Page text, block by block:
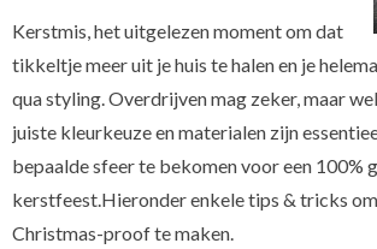
Kerstmis, het uitgelezen moment om dat
tikkeltje meer uit je huis te halen en je
qua styling. Overdrijven mag zeker, maar
juiste kleurkeuze en materialen zijn
bepaalde sfeer te bekomen voor een 100%
kerstfeest.Hieronder enkele tips & tricks
Christmas-proof te maken.